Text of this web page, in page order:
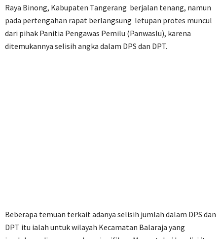
Raya Binong, Kabupaten Tangerang berjalan tenang, namun
pada pertengahan rapat berlangsung letupan protes muncul
dari pihak Panitia Pengawas Pemilu (Panwaslu), karena
ditemukannya selisih angka dalam DPS dan DPT.
Beberapa temuan terkait adanya selisih jumlah dalam DPS dan
DPT itu ialah untuk wilayah Kecamatan Balaraja yang